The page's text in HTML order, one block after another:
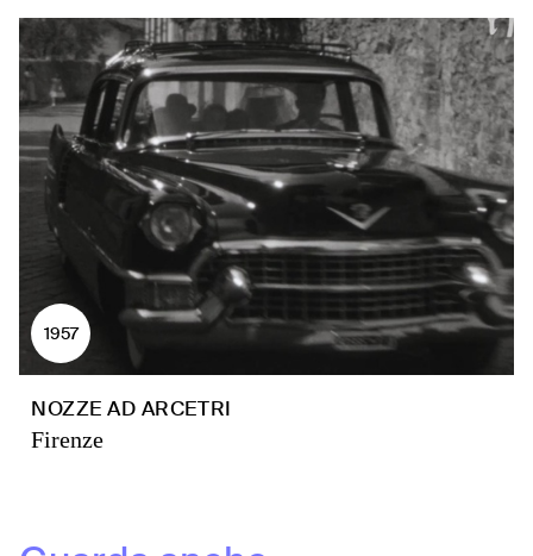
1957
NOZZE AD ARCETRI
Firenze